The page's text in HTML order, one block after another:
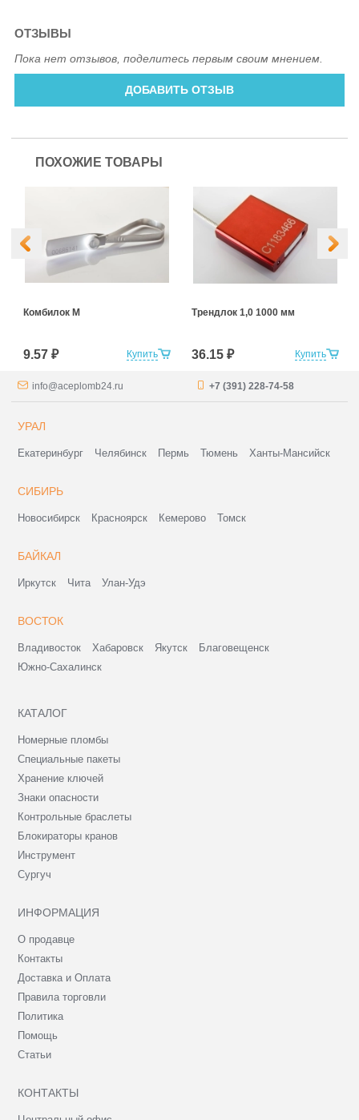
ОТЗЫВЫ
Пока нет отзывов, поделитесь первым своим мнением.
ДОБАВИТЬ ОТЗЫВ
ПОХОЖИЕ ТОВАРЫ
Купить
Комбилок М
9.57 ₽ Купить
Трендлок 1,0 1000 мм
36.15 ₽
info@aceplomb24.ru +7 (391) 228-74-58
УРАЛ
Екатеринбург Челябинск Пермь Тюмень Ханты-Мансийск
СИБИРЬ
Новосибирск Красноярск Кемерово Томск
БАЙКАЛ
Иркутск Чита Улан-Удэ
ВОСТОК
Владивосток Хабаровск Якутск
Благовещенск
Южно-Сахалинск
КАТАЛОГ
Номерные пломбы
Специальные пакеты
Хранение ключей
Знаки опасности
Контрольные браслеты
Блокираторы кранов
Инструмент
Сургуч
ИНФОРМАЦИЯ
О продавце
Контакты
Доставка и Оплата
Правила торговли
Политика
Помощь
Статьи
КОНТАКТЫ